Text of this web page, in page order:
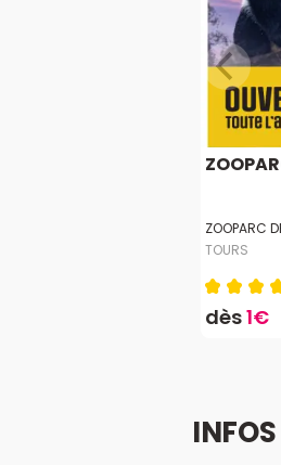
ZOOPARC
TOURS
dès1€